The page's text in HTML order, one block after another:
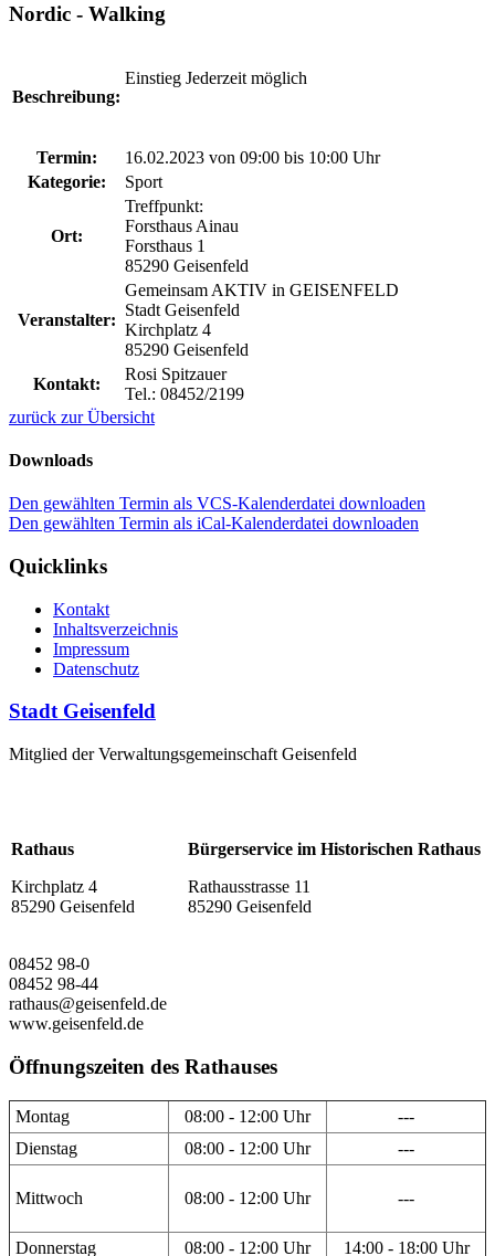
Nordic - Walking
Beschreibung:
Einstieg Jederzeit möglich
Termin: 16.02.2023 von 09:00 bis 10:00 Uhr
Kategorie:
Sport
Ort:
Treffpunkt:
Forsthaus Ainau
Forsthaus 1
85290 Geisenfeld
Veranstalter:
Gemeinsam AKTIV in GEISENFELD
Stadt Geisenfeld
Kirchplatz 4
85290 Geisenfeld
Kontakt:
Rosi Spitzauer
Tel.: 08452/2199
zurück zur Übersicht
Downloads
Den gewählten Termin als VCS-Kalenderdatei downloaden
Den gewählten Termin als iCal-Kalenderdatei downloaden
Quicklinks
Kontakt
Inhaltsverzeichnis
Impressum
Datenschutz
Stadt Geisenfeld
Mitglied der Verwaltungsgemeinschaft Geisenfeld
Rathaus
Kirchplatz 4
85290 Geisenfeld
Bürgerservice im Historischen Rathaus
Rathausstrasse 11
85290 Geisenfeld
08452 98-0
08452 98-44
rathaus@geisenfeld.de
www.geisenfeld.de
Öffnungszeiten des Rathauses
Montag 08:00 - 12:00 Uhr
---
Dienstag
08:00 - 12:00 Uhr ---
Mittwoch 08:00 - 12:00 Uhr ---
Donnerstag 08:00 - 12:00 Uhr 14:00 - 18:00 Uhr